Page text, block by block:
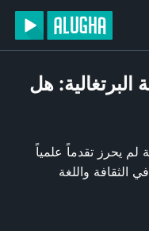
البرتغالية: هل
لم يحرز تقدماً علمياً
الثقافة واللغة